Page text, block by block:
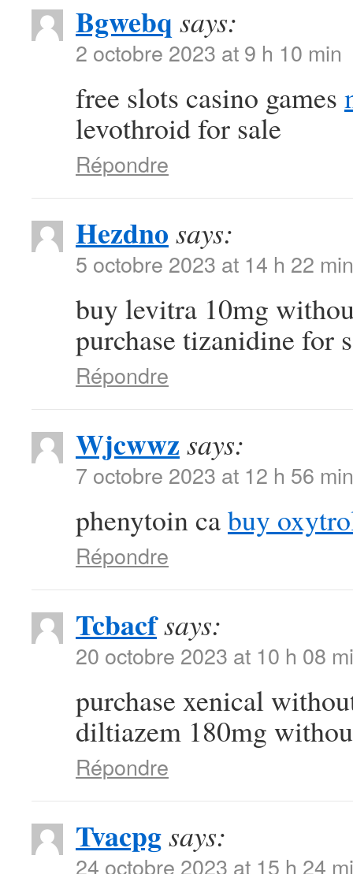
Bgwebq says:
2 octobre 2023 at 9 h 10 min
free slots casino games
levothroid for sale
Répondre
Hezdno says:
5 octobre 2023 at 14 h 22 min
buy levitra 10mg
purchase tizanidine for
Répondre
Wjcwwz says:
7 octobre 2023 at 12 h 56 min
phenytoin cabuy
Répondre
Tcbacfsays:
20 octobre 2023 at 10 h 08
purchase xenical
diltiazem 180mg
Répondre
Tvacpgsays:
24 octobre 2023 at 15 h 24